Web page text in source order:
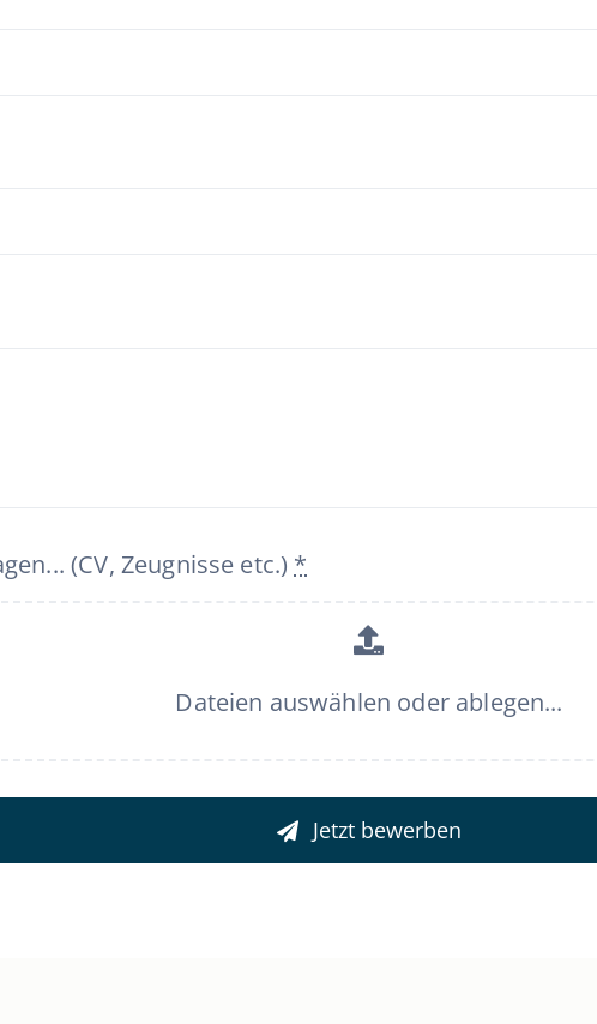
(CV, Zeugnisse etc.) *
Dateien auswählen oder ablegen...
Jetzt bewerben